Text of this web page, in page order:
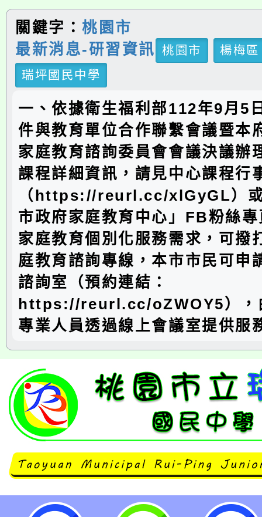
關鍵字：桃園市
最新消息-研習資訊
桃園市
楊梅區
瑞坪國民中學
一、依據衛生福利部112年9月5
件與教育單位合作聯繫會議暨本
家庭教育諮詢委員會會議決議辦
課程詳細資訊，請見中心課程行
（https://reurl.cc/xlGyGL）
市政府家庭教育中心」FB粉絲
家庭教育個別化服務需求，可撥
庭教育諮詢專線，本市市民可申
諮詢室（預約連結：
https://reurl.cc/oZWOY5），
專業人員透過線上會議室提供服
桃園市政府家庭教育中心「小桃家